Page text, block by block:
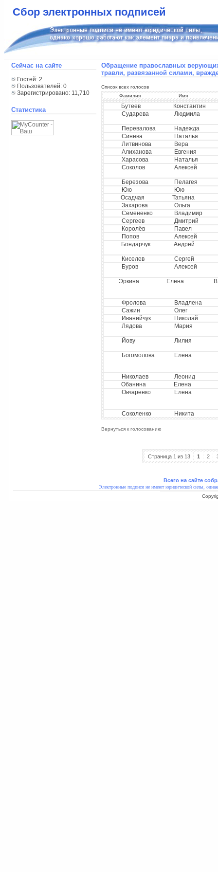
Сбор электронных подписей
Сейчас на сайте
Гостей: 2
Пользователей: 0
Зарегистрировано: 11,710
Статистика
Обращение православных
травли, развязанной силами,
Список всех голосов
Фамилия
Имя
Бутеев
Константин
Сударева
Людмила
Перевалова
Надежда
Синева
Наталья
Литвинова
Вера
Алиханова
Евгения
Харасова
Наталья
Соколов
Алексей
Березова
Пелагея
Юю
Юю
Осадчая
Татьяна
Захарова
Ольга
Семененко
Владимир
Сергеев
Дмитрий
Королёв
Павел
Попов
Алексей
Бондарчук
Андрей
Киселев
Сергей
Буров
Алексей
Эркина Елена
Фролова
Владлена
Сажин
Олег
Иванийчук
Николай
Лядова
Мария
Йову Лилия
Богомолова Елена
Николаев
Леонид
Обанина
Елена
Овчаренко
Елена
Соколенко Никита
Вернуться к голосованию
Страница 1 из 13 1 2
Всего на сайте
Электронные подписи не имеют юридической силы,